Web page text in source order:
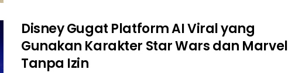
Disney Gugat Platform AI Viral yang
Gunakan Karakter Star Wars dan Marvel
Tanpa Izin